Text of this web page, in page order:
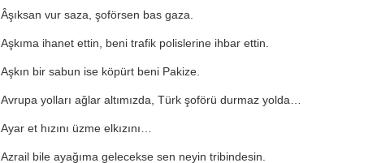
Âşıksan vur saza, şoförsen bas gaza.
Aşkıma ihanet ettin, beni trafik polislerine ihbar ettin.
Aşkın bir sabun ise köpürt beni Pakize.
Avrupa yolları ağlar altımızda, Türk şoförü durmaz yolda…
Ayar et hızını üzme elkızını…
Azrail bile ayağıma gelecekse sen neyin tribindesin.